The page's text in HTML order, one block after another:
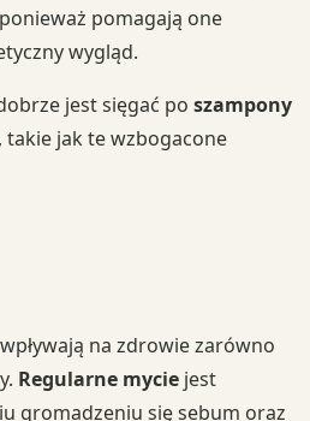
pomagają one
wygląd.
jest sięgać po szampony
, takie jak te wzbogacone
na zdrowie zarówno
Regularne mycie jest
gromadzeniu się sebum oraz